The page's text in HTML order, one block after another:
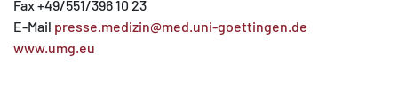
Fax +49/551/396 10 23
E-Mail presse.medizin@med.uni-goettingen.de
www.umg.eu